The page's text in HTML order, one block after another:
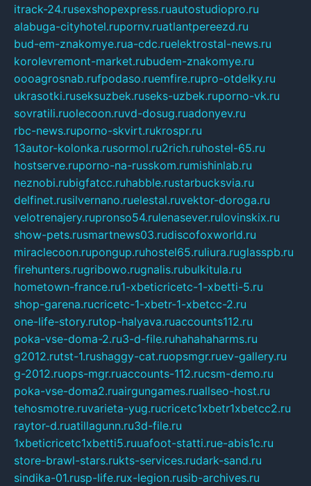
itrack-24.rusexshopexpress.ruautostudiopro.ru
alabuga-cityhotel.rupornv.ruatlantpereezd.ru
bud-em-znakomye.rua-cdc.ruelektrostal-news.ru
korolevremont-market.rubudem-znakomye.ru
oooagrosnab.rufpodaso.ruemfire.rupro-otdelky.ru
ukrasotki.ruseksuzbek.ruseks-uzbek.ruporno-vk.ru
sovratili.ruolecoon.ruvd-dosug.ruadonyev.ru
rbc-news.ruporno-skvirt.rukrospr.ru
13autor-kolonka.rusormol.ru2rich.ruhostel-65.ru
hostserve.ruporno-na-russkom.rumishinlab.ru
neznobi.rubigfatcc.ruhabble.rustarbucksvia.ru
delfinet.rusilvernano.ruelestal.ruvektor-doroga.ru
velotrenajery.rupronso54.rulenasever.rulovinskix.ru
show-pets.rusmartnews03.rudiscofoxworld.ru
miraclecoon.rupongup.ruhostel65.ruliura.ruglasspb.ru
firehunters.rugribowo.rugnalis.rubulkitula.ru
hometown-france.ru1-xbeticricetc-1-xbetti-5.ru
shop-garena.rucricetc-1-xbetr-1-xbetcc-2.ru
one-life-story.rutop-halyava.ruaccounts112.ru
poka-vse-doma-2.ru3-d-file.ruhahahaharms.ru
g2012.rutst-1.rushaggy-cat.ruopsmgr.ruev-gallery.ru
g-2012.ruops-mgr.ruaccounts-112.rucsm-demo.ru
poka-vse-doma2.ruairgungames.ruallseo-host.ru
tehosmotre.ruvarieta-yug.rucricetc1xbetr1xbetcc2.ru
raytor-d.ruatillagunn.ru3d-file.ru
1xbeticricetc1xbetti5.ruuafoot-statti.rue-abis1c.ru
store-brawl-stars.rukts-services.rudark-sand.ru
sindika-01.rusp-life.rux-legion.rusib-archives.ru